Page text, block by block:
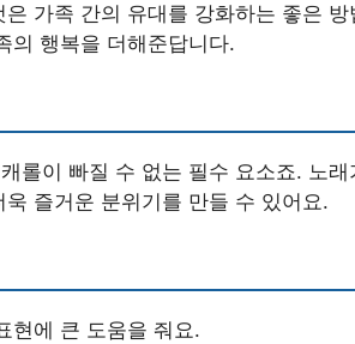
가족 간의 유대를 강화하는 좋은
의 행복을 더해준답니다.
롤이 빠질 수 없는 필수 요소죠. 노래
즐거운 분위기를 만들 수 있어요.
현에 큰 도움을 줘요.